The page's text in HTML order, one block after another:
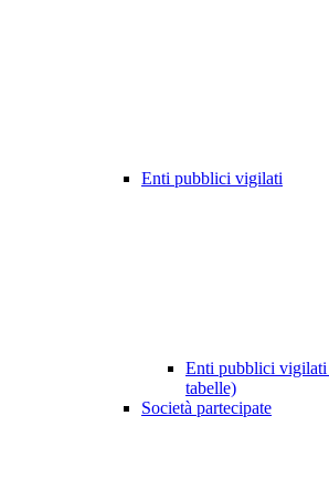
Enti pubblici vigilati
Enti pubblici vigilati
tabelle)
Società partecipate